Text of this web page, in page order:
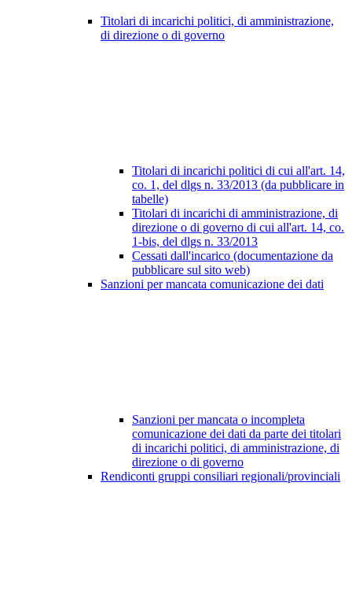
Titolari di incarichi politici, di amministrazione,
di direzione o di governo
Titolari di incarichi politici di cui all'art. 14,
co. 1, del dlgs n. 33/2013 (da pubblicare in
tabelle)
Titolari di incarichi di amministrazione, di
direzione o di governo di cui all'art. 14, co.
1-bis, del dlgs n. 33/2013
Cessati dall'incarico (documentazione da
pubblicare sul sito web)
Sanzioni per mancata comunicazione dei dati
Sanzioni per mancata o incompleta
comunicazione dei dati da parte dei titolari
di incarichi politici, di amministrazione, di
direzione o di governo
Rendiconti gruppi consiliari regionali/provinciali